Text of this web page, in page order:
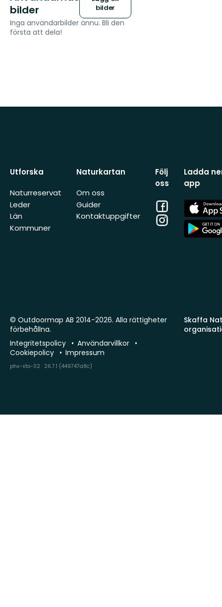
bilder
bilder
Inga användarbilder ännu. Bli den
första att dela!
Utforska
Naturreservat
Leder
Län
Kommuner
Naturkartan
Om oss
Guider
Kontaktuppgifter
Följ
oss
Facebook
Instagram
Ladda
app
App
Store
App
Store
Skaffa
© Outdoormap AB 2014-2026. Alla rättigheter
förbehållna.
Integritetspolicy
Användarvillkor
Cookiepolicy
Impressum
phx-sto-02 · 26.7.1 (449747a8c)